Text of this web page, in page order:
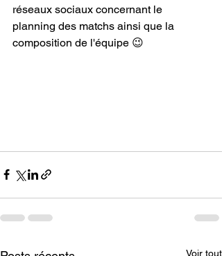
réseaux sociaux concernant le
planning des matchs ainsi que la
composition de l'équipe 😉
Voir tout